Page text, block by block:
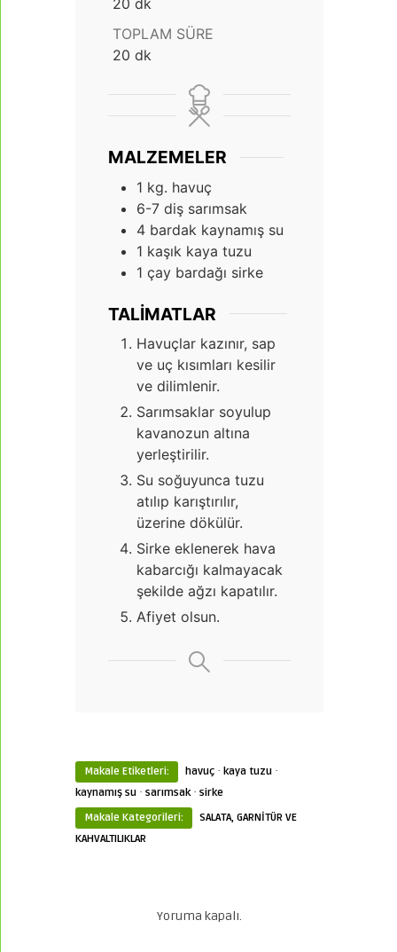
TOPLAM SÜRE
20 dakika
dk
MALZEMELER
1 kg. havuç
6-7 diş sarımsak
4 bardak kaynamış su
1 kaşık kaya tuzu
1 çay bardağı sirke
TALIMATLAR
Havuçlar kazınır, sap
ve uç kısımları kesilir
ve dilimlenir.
Sarımsaklar soyulup
kavanozun altına
yerleştirilir.
Su soğuyunca tuzu
atılıp karıştırılır,
üzerine dökülür.
Sirke eklenerek hava
kabarcığı kalmayacak
şekilde ağzı kapatılır.
Afiyet olsun.
Makale Etiketleri: havuç · kaya tuzu ·
kaynamış su · sarımsak· sirke
Makale Kategorileri:
SALATA, GARNİTÜR VE
KAHVALTILIKLAR
Yoruma kapalı.